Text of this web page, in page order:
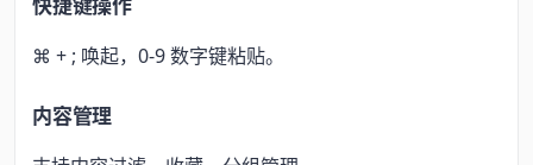
快捷键操作
⌘ + ; 唤起，0-9 数字键粘贴。
内容管理